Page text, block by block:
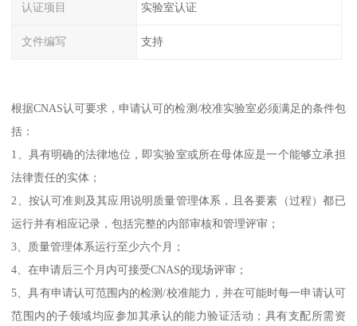
认证项目 实验室认证
文件编写 支持
根据CNAS认可要求，申请认可的检测/校准实验室必须满足的条件包
括：
1、具有明确的法律地位，即实验室或所在母体应是一个能够立承担
法律责任的实体；
2、按认可准则及其应用说明质量管理体系，且各要素（过程）都已
运行并有相应记录，包括完整的内部审核和管理评审；
3、质量管理体系运行至少六个月；
4、在申请后三个月内可接受CNAS的现场评审；
5、具有申请认可范围内的检测/校准能力，并在可能时每一申请认可
范围内的子领域均应参加其承认的能力验证活动；具有支配所需资